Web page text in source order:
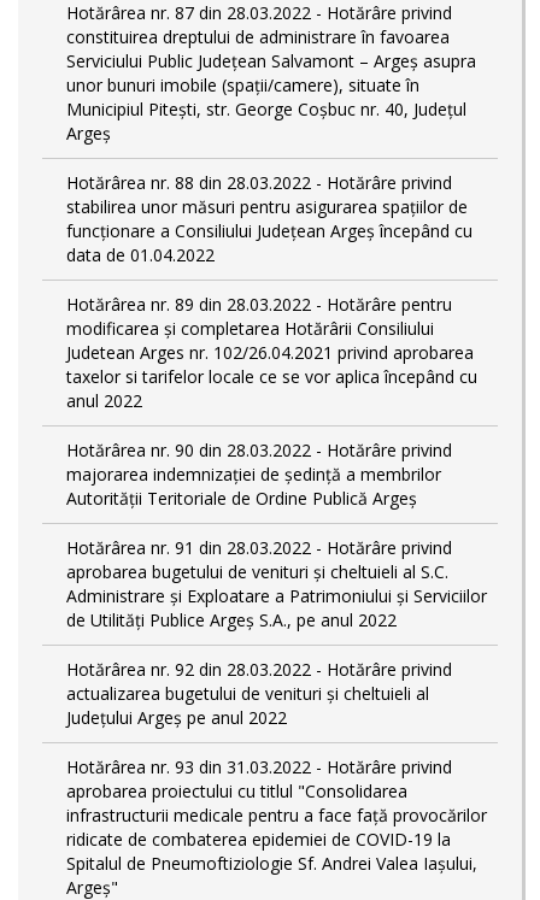
Hotărârea nr. 87 din 28.03.2022 - Hotărâre privind
constituirea dreptului de administrare în favoarea
Serviciului Public Județean Salvamont – Argeș asupra
unor bunuri imobile (spații/camere), situate în
Municipiul Pitești, str. George Coșbuc nr. 40, Județul
Argeș
Hotărârea nr. 88 din 28.03.2022 - Hotărâre privind
stabilirea unor măsuri pentru asigurarea spațiilor de
funcționare a Consiliului Județean Argeș începând cu
data de 01.04.2022
Hotărârea nr. 89 din 28.03.2022 - Hotărâre pentru
modificarea și completarea Hotărârii Consiliului
Judetean Arges nr. 102/26.04.2021 privind aprobarea
taxelor si tarifelor locale ce se vor aplica începând cu
anul 2022
Hotărârea nr. 90 din 28.03.2022 - Hotărâre privind
majorarea indemnizației de ședință a membrilor
Autorității Teritoriale de Ordine Publică Argeș
Hotărârea nr. 91 din 28.03.2022 - Hotărâre privind
aprobarea bugetului de venituri și cheltuieli al S.C.
Administrare și Exploatare a Patrimoniului și Serviciilor
de Utilități Publice Argeș S.A., pe anul 2022
Hotărârea nr. 92 din 28.03.2022 - Hotărâre privind
actualizarea bugetului de venituri și cheltuieli al
Județului Argeș pe anul 2022
Hotărârea nr. 93 din 31.03.2022 - Hotărâre privind
aprobarea proiectului cu titlul "Consolidarea
infrastructurii medicale pentru a face față provocărilor
ridicate de combaterea epidemiei de COVID-19 la
Spitalul de Pneumoftiziologie Sf. Andrei Valea Iașului,
Argeș"